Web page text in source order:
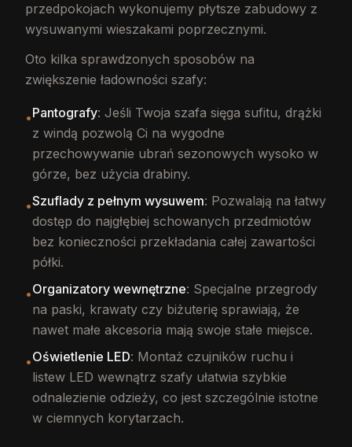
przedpokojach wykonujemy płytsze zabudowy z
wysuwanymi wieszakami poprzecznymi.
Oto kilka sprawdzonych sposobów na
zwiększenie ładowności szafy:
•Pantografy: Jeśli Twoja szafa sięga sufitu, drążki
z windą pozwolą Ci na wygodne
przechowywanie ubrań sezonowych wysoko w
górze, bez użycia drabiny.
•Szuflady z pełnym wysuwem: Pozwalają na łatwy
dostęp do najgłębiej schowanych przedmiotów
bez konieczności przekładania całej zawartości
półki.
•Organizatory wewnętrzne: Specjalne przegrody
na paski, krawaty czy biżuterię sprawiają, że
nawet małe akcesoria mają swoje stałe miejsce.
•Oświetlenie LED: Montaż czujników ruchu i
listew LED wewnątrz szafy ułatwia szybkie
odnalezienie odzieży, co jest szczególnie istotne
w ciemnych korytarzach.